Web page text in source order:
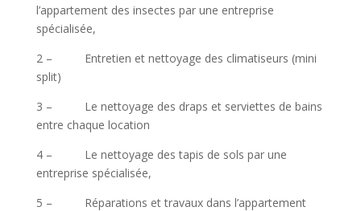
l’appartement des insectes par une entreprise
spécialisée,
2 – Entretien et nettoyage des climatiseurs (mini
split)
3 – Le nettoyage des draps et serviettes de bains
entre chaque location
4 – Le nettoyage des tapis de sols par une
entreprise spécialisée,
5 – Réparations et travaux dans l’appartement